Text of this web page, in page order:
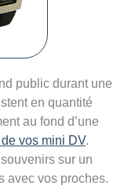
public durant une
en quantité
au fond d’une
vos mini DV.
sur un
avec vos proches.